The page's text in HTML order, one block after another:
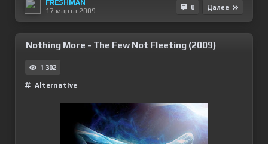
FRESHMAN
17 марта 2009
0 Далее
Nothing More - The Few Not Fleeting (2009)
1 302
Alternative